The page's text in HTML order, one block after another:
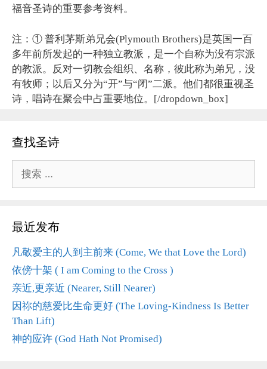
福音圣诗的重要参考资料。
注：① 普利茅斯弟兄会(Plymouth Brothers)是英国一百
多年前所发起的一种独立教派，是一个自称为没有宗派
的教派。反对一切教会组织、名称，彼此称为弟兄，没
有牧师；以后又分为“开”与“闭”二派。他们都很重视圣
诗，唱诗在聚会中占重要地位。[/dropdown_box]
查找圣诗
索：
最近发布
凡敬爱主的人到主前来 (Come, We that Love the Lord)
依傍十架 ( I am Coming to the Cross )
亲近,更亲近 (Nearer, Still Nearer)
因祢的慈爱比生命更好 (The Loving-Kindness Is Better
Than Lift)
神的应许 (God Hath Not Promised)